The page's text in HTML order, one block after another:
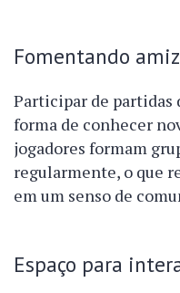
Fomentando
Participar de
forma de conhecer
jogadores formam
regularmente, o que
em um senso de
Espaço para